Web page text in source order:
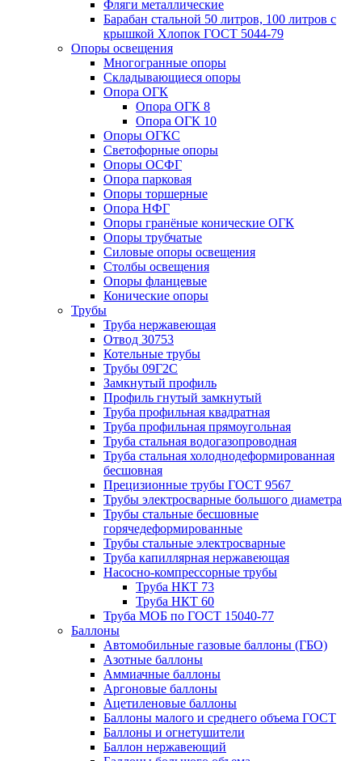
Фляги металлические
Барабан стальной 50 литров, 100 литров с
крышкой Хлопок ГОСТ 5044-79
Опоры освещения
Многогранные опоры
Складывающиеся опоры
Опора ОГК
Опора ОГК 8
Опора ОГК 10
Опоры ОГКС
Светофорные опоры
Опоры ОСФГ
Опора парковая
Опоры торшерные
Опора НФГ
Опоры гранёные конические ОГК
Опоры трубчатые
Силовые опоры освещения
Столбы освещения
Опоры фланцевые
Конические опоры
Трубы
Труба нержавеющая
Отвод 30753
Котельные трубы
Трубы 09Г2С
Замкнутый профиль
Профиль гнутый замкнутый
Труба профильная квадратная
Труба профильная прямоугольная
Труба стальная водогазопроводная
Труба стальная холоднодеформированная
бесшовная
Прецизионные трубы ГОСТ 9567
Трубы электросварные большого диаметра
Трубы стальные бесшовные
горячедеформированные
Трубы стальные электросварные
Труба капиллярная нержавеющая
Насосно-компрессорные трубы
Труба НКТ 73
Труба НКТ 60
Труба МОБ по ГОСТ 15040-77
Баллоны
Автомобильные газовые баллоны (ГБО)
Азотные баллоны
Аммиачные баллоны
Аргоновые баллоны
Ацетиленовые баллоны
Баллоны малого и среднего объема ГОСТ
Баллоны и огнетушители
Баллон нержавеющий